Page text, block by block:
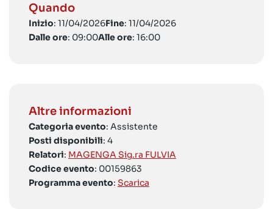
Quando
Inizio: 11/04/2026Fine: 11/04/2026
Dalle ore: 09:00Alle ore: 16:00
Altre informazioni
Categoria evento: Assistente
Posti disponibili: 4
Relatori: MAGENGA Sig.ra FULVIA
Codice evento: 00159863
Programma evento: Scarica